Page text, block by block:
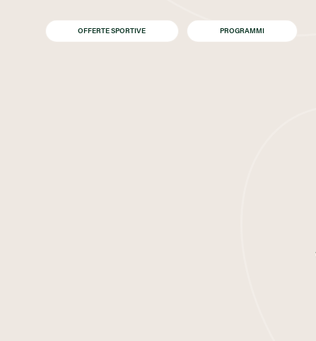
OFFERTE SPORTIVE PROGRAMMI